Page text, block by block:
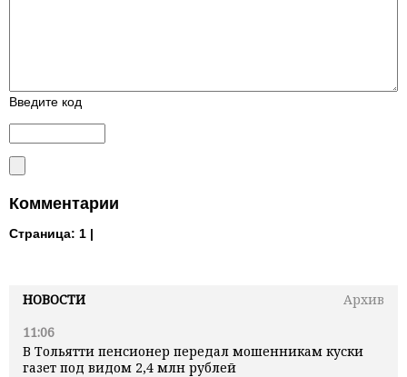
НОВОСТИ
Архив
11:06
В Тольятти пенсионер передал мошенникам куски
газет под видом 2,4 млн рублей
Введите код
Комментарии
Страница: 1 |